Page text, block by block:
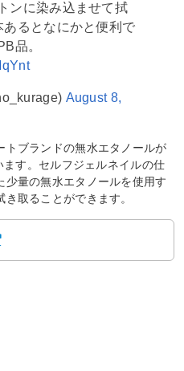
ンに染み込ませて拭
あるとなにかと便利で
品。
August 8,
トブランドの無水エタノールが
す。セルフジェルネイルの仕
量の無水エタノールを使用す
取ることができます。